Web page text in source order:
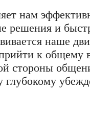
нам
решения и
наше
к общему
стороны